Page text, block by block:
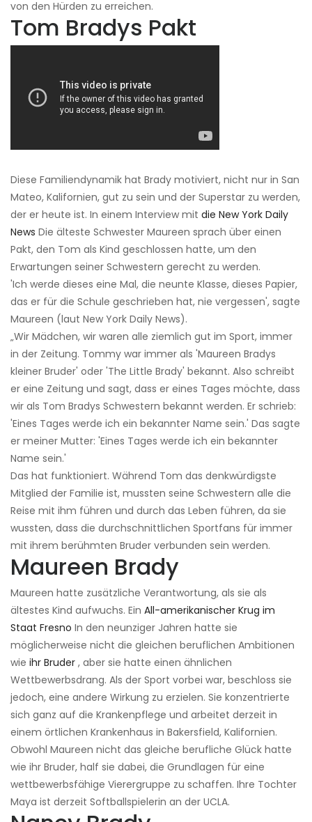
von den Hürden zu erreichen.
Tom Bradys Pakt
Diese Familiendynamik hat Brady motiviert, nicht nur in San
Mateo, Kalifornien, gut zu sein und der Superstar zu werden,
der er heute ist. In einem Interview mit die New York Daily
News Die älteste Schwester Maureen sprach über einen
Pakt, den Tom als Kind geschlossen hatte, um den
Erwartungen seiner Schwestern gerecht zu werden.
'Ich werde dieses eine Mal, die neunte Klasse, dieses Papier,
das er für die Schule geschrieben hat, nie vergessen', sagte
Maureen (laut New York Daily News).
„Wir Mädchen, wir waren alle ziemlich gut im Sport, immer
in der Zeitung. Tommy war immer als 'Maureen Bradys
kleiner Bruder' oder 'The Little Brady' bekannt. Also schreibt
er eine Zeitung und sagt, dass er eines Tages möchte, dass
wir als Tom Bradys Schwestern bekannt werden. Er schrieb:
'Eines Tages werde ich ein bekannter Name sein.' Das sagte
er meiner Mutter: 'Eines Tages werde ich ein bekannter
Name sein.'
Das hat funktioniert. Während Tom das denkwürdigste
Mitglied der Familie ist, mussten seine Schwestern alle die
Reise mit ihm führen und durch das Leben führen, da sie
wussten, dass die durchschnittlichen Sportfans für immer
mit ihrem berühmten Bruder verbunden sein werden.
Maureen Brady
Maureen hatte zusätzliche Verantwortung, als sie als
ältestes Kind aufwuchs. Ein All-amerikanischer Krug im
Staat Fresno In den neunziger Jahren hatte sie
möglicherweise nicht die gleichen beruflichen Ambitionen
wie ihr Bruder , aber sie hatte einen ähnlichen
Wettbewerbsdrang. Als der Sport vorbei war, beschloss sie
jedoch, eine andere Wirkung zu erzielen. Sie konzentrierte
sich ganz auf die Krankenpflege und arbeitet derzeit in
einem örtlichen Krankenhaus in Bakersfield, Kalifornien.
Obwohl Maureen nicht das gleiche berufliche Glück hatte
wie ihr Bruder, half sie dabei, die Grundlagen für eine
wettbewerbsfähige Vierergruppe zu schaffen. Ihre Tochter
Maya ist derzeit Softballspielerin an der UCLA.